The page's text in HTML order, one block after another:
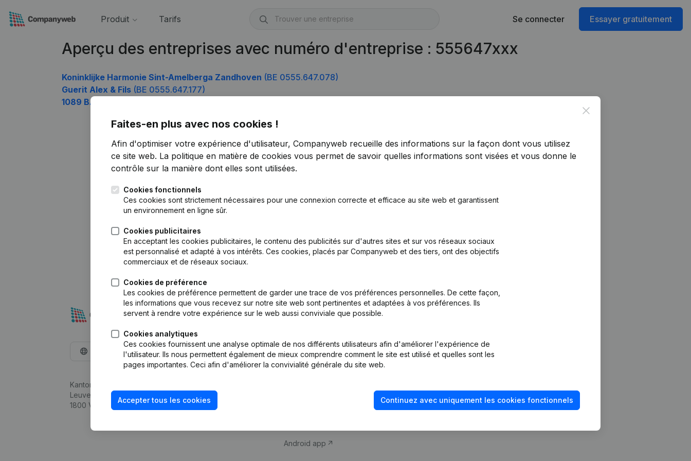
Produit Tarifs Se connecter Essayer gratuitement
Aperçu des entreprises avec numéro d'entreprise : 555647xxx
Koninklijke Harmonie Sint-Amelberga Zandhoven (BE 0555.647.078)
Guerit Alex & Fils (BE 0555.647.177)
1089 BAR & KOELING
Close
Faites-en plus avec nos cookies !
Afin d'optimiser votre expérience d'utilisateur, Companyweb recueille des informations sur la façon dont vous utilisez
ce site web. La politique en matière de cookies vous permet de savoir quelles informations sont visées et vous donne le
contrôle sur la manière dont elles sont utilisées.
Cookies fonctionnels
Ces cookies sont strictement nécessaires pour une connexion correcte et efficace au site web et garantissent
un environnement en ligne sûr.
Cookies publicitaires
En acceptant les cookies publicitaires, le contenu des publicités sur d'autres sites et sur vos réseaux sociaux
est personnalisé et adapté à vos intérêts. Ces cookies, placés par Companyweb et des tiers, ont des objectifs
commerciaux et de réseaux sociaux.
Cookies de préférence
Les cookies de préférence permettent de garder une trace de vos préférences personnelles. De cette façon,
les informations que vous recevez sur notre site web sont pertinentes et adaptées à vos préférences. Ils
servent à rendre votre expérience sur le web aussi conviviale que possible.
Cookies analytiques
Ces cookies fournissent une analyse optimale de nos différents utilisateurs afin d'améliorer l'expérience de
l'utilisateur. Ils nous permettent également de mieux comprendre comment le site est utilisé et quelles sont les
pages importantes. Ceci afin d'améliorer la convivialité générale du site web.
Accepter tous les cookies Continuez avec uniquement les cookies fonctionnels
Français
Kantorenpark Everest
Leuvensesteenweg 248D,
1800 Vilvoorde
Produit
d’entreprise
Monitoring
Android app
fraude
Consulter des comptes annuels
Vérification de la solvabilité